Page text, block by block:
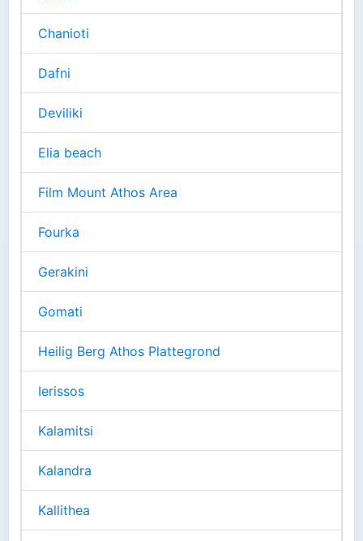
Chanioti
Dafni
Deviliki
Elia beach
Film Mount Athos Area
Fourka
Gerakini
Gomati
Heilig Berg Athos Plattegrond
Ierissos
Kalamitsi
Kalandra
Kallithea